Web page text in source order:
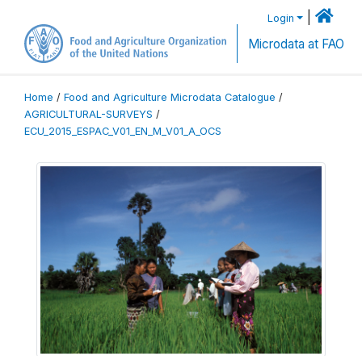
Login
Microdata at FAO
Home / Food and Agriculture Microdata Catalogue /
AGRICULTURAL-SURVEYS /
ECU_2015_ESPAC_V01_EN_M_V01_A_OCS